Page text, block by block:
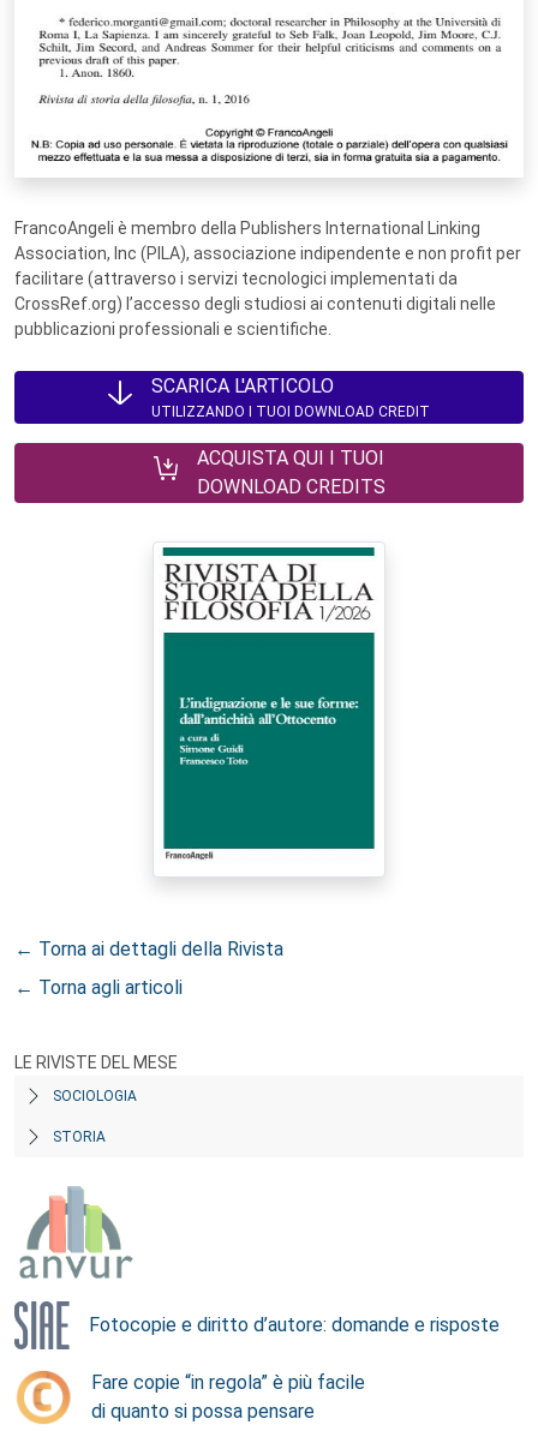
FrancoAngeli è membro della Publishers International Linking
Association, Inc (PILA), associazione indipendente e non profit per
facilitare (attraverso i servizi tecnologici implementati da
CrossRef.org) l’accesso degli studiosi ai contenuti digitali nelle
pubblicazioni professionali e scientifiche.
SCARICA L'ARTICOLO
UTILIZZANDO I TUOI DOWNLOAD CREDIT
ACQUISTA QUI I TUOI
DOWNLOAD CREDITS
← Torna ai dettagli della Rivista
← Torna agli articoli
LE RIVISTE DEL MESE
SOCIOLOGIA
STORIA
Fotocopie e diritto d’autore: domande e risposte
Fare copie “in regola” è più facile
di quanto si possa pensare